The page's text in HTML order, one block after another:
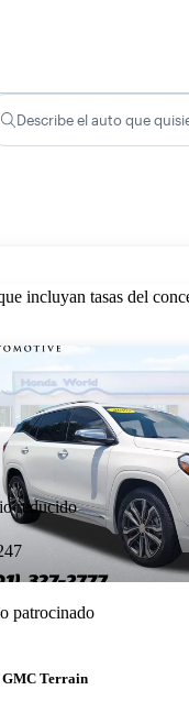
Describe el auto que
incluyan tasas del
Aviso
reducido
patrocinado
GMC Terrain